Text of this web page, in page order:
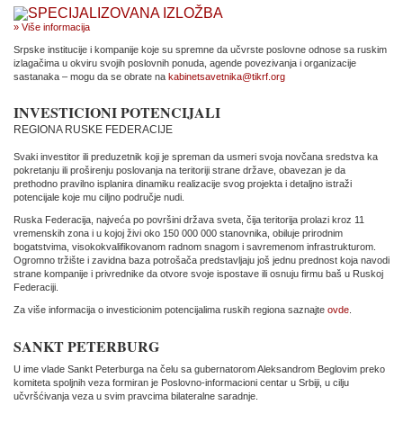
» Više informacija
Srpske institucije i kompanije koje su spremne da učvrste poslovne odnose sa ruskim
izlagačima u okviru svojih poslovnih ponuda, agende povezivanja i organizacije
sastanaka – mogu da se obrate na kabinetsavetnika@tikrf.org
INVESTICIONI POTENCIJALI
REGIONA RUSKE FEDERACIJE
Svaki investitor ili preduzetnik koji je spreman da usmeri svoja novčana sredstva ka
pokretanju ili proširenju poslovanja na teritoriji strane države, obavezan je da
prethodno pravilno isplanira dinamiku realizacije svog projekta i detaljno istraži
potencijale koje mu ciljno područje nudi.
Ruska Federacija, najveća po površini država sveta, čija teritorija prolazi kroz 11
vremenskih zona i u kojoj živi oko 150 000 000 stanovnika, obiluje prirodnim
bogatstvima, visokokvalifikovanom radnom snagom i savremenom infrastrukturom.
Ogromno tržište i zavidna baza potrošača predstavljaju još jednu prednost koja navodi
strane kompanije i privrednike da otvore svoje ispostave ili osnuju firmu baš u Ruskoj
Federaciji.
Za više informacija o investicionim potencijalima ruskih regiona saznajte ovde
SANKT PETERBURG
U ime vlade Sankt Peterburga na čelu sa gubernatorom Aleksandrom Beglovim preko
komiteta spoljnih veza formiran je Poslovno-informacioni centar u Srbiji, u cilju
učvršćivanja veza u svim pravcima bilateralne saradnje.